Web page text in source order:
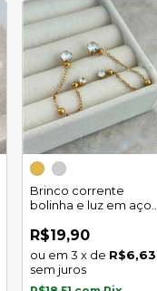
Brinco corrente
bolinha e luz em aço
R$19,90
3 x de R$6,63
sem juros